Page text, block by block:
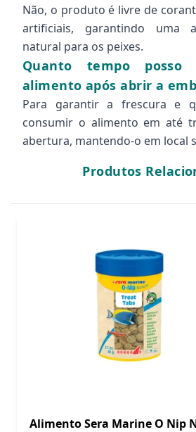
Não, o produto é livre de
artificiais, garantindo uma
natural para os peixes.
Quanto tempo posso
alimento após abrir a
Para garantir a frescura e
consumir o alimento em até
abertura, mantendo-o em local
Produtos
Alimento Sera Marine O Nip